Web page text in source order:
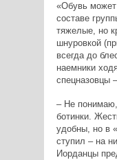
«Обувь может
составе
тяжелые, но
шнуровкой
всегда до
наемники
спецназовцы
– Не
ботинки.
удобны, но в
ступил – на
Иорданцы